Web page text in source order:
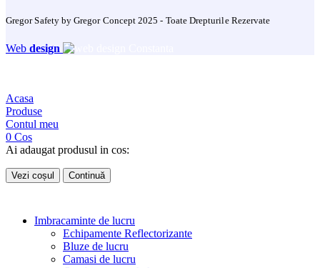
Gregor Safety by Gregor Concept 2025 - Toate Drepturile Rezervate
Web design
Acasa
Produse
Contul meu
0 Cos
Ai adaugat produsul in cos:
Vezi coșul Continuă
Imbracaminte de lucru
Echipamente Reflectorizante
Bluze de lucru
Camasi de lucru